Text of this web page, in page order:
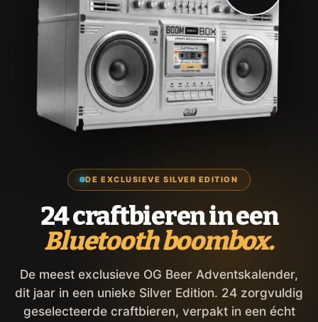
DE EXCLUSIEVE SILVER EDITION
24 craftbieren in een
Bluetooth boombox.
De meest exclusieve OG Beer Adventskalender,
dit jaar in een unieke Silver Edition. 24 zorgvuldig
geselecteerde craftbieren, verpakt in een écht